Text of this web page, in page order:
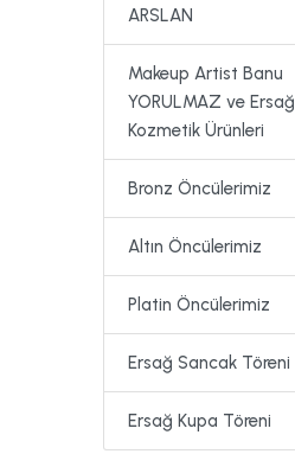
ARSLAN
Makeup Artist Banu
YORULMAZ ve Ersağ
Kozmetik Ürünleri
Bronz Öncülerimiz
Altın Öncülerimiz
Platin Öncülerimiz
Ersağ Sancak Töreni
Ersağ Kupa Töreni